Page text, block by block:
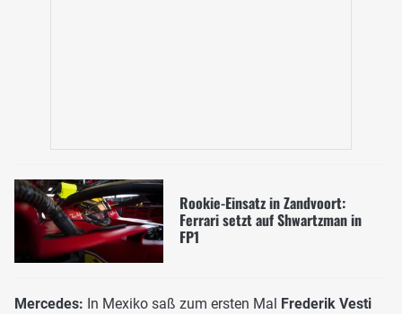
Rookie-Einsatz in Zandvoort:
Ferrari setzt auf Shwartzman in
FP1
Mercedes: In Mexiko saß zum ersten Mal
Frederik Vesti